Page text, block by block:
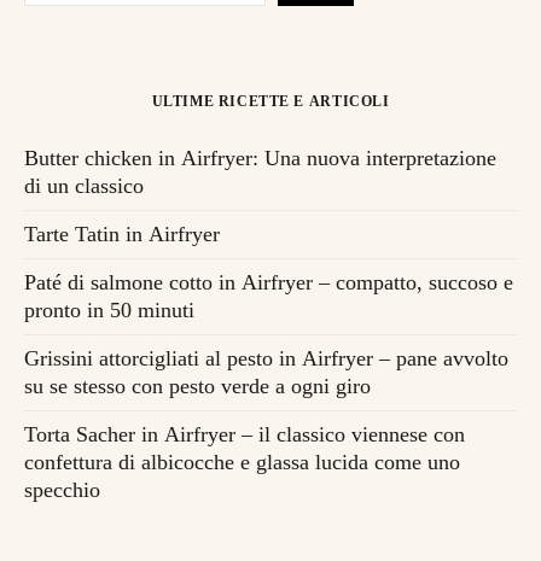
ULTIME RICETTE E ARTICOLI
Butter chicken in Airfryer: Una nuova interpretazione
di un classico
Tarte Tatin in Airfryer
Paté di salmone cotto in Airfryer – compatto, succoso e
pronto in 50 minuti
Grissini attorcigliati al pesto in Airfryer – pane avvolto
su se stesso con pesto verde a ogni giro
Torta Sacher in Airfryer – il classico viennese con
confettura di albicocche e glassa lucida come uno
specchio